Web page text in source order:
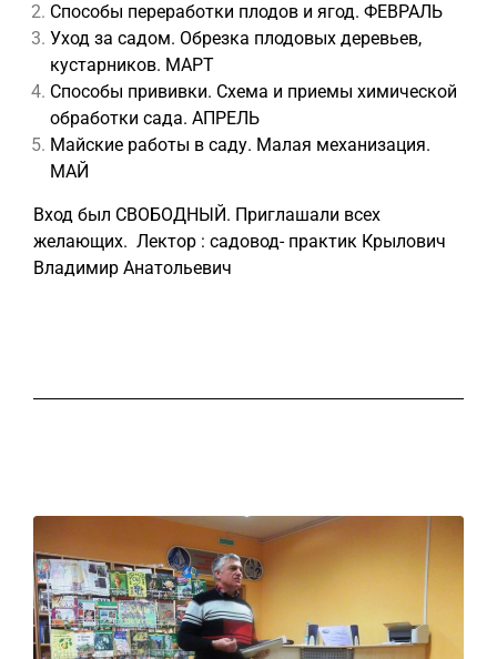
Способы переработки плодов и ягод. ФЕВРАЛЬ
Уход за садом. Обрезка плодовых деревьев,
кустарников. МАРТ
Способы прививки. Схема и приемы химической
обработки сада. АПРЕЛЬ
Майские работы в саду. Малая механизация.
МАЙ
Вход был СВОБОДНЫЙ. Приглашали всех
желающих. Лектор : садовод- практик Крылович
Владимир Анатольевич